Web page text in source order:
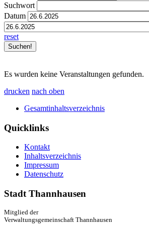
Suchwort
Datum
reset
Es wurden keine Veranstaltungen gefunden.
drucken nach oben
Gesamtinhaltsverzeichnis
Quicklinks
Kontakt
Inhaltsverzeichnis
Impressum
Datenschutz
Stadt Thannhausen
Mitglied der
Verwaltungsgemeinschaft Thannhausen